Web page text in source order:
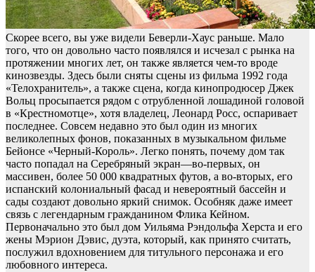
Скорее всего, вы уже видели Беверли-Хаус раньше. Мало
того, что он довольно часто появлялся и исчезал с рынка на
протяжении многих лет, он также является чем-то вроде
кинозвезды. Здесь были сняты сцены из фильма 1992 года
«Телохранитель», а также сцена, когда кинопродюсер Джек
Вольц просыпается рядом с отрубленной лошадиной головой
в «Крестномотце», хотя владелец, Леонард Росс, оспаривает
последнее. Совсем недавно это был один из многих
великолепных фонов, показанных в музыкальном фильме
Бейонсе «Черный-Король». Легко понять, почему дом так
часто попадал на Серебряный экран—во-первых, он
массивен, более 50 000 квадратных футов, а во-вторых, его
испанский колониальный фасад и невероятный бассейн и
сады создают довольно яркий снимок. Особняк даже имеет
связь с легендарным гражданином Флика Кейном.
Первоначально это был дом Уильяма Рэндольфа Херста и его
жены Мэрион Дэвис, дуэта, который, как принято считать,
послужил вдохновением для титульного персонажа и его
любовного интереса.